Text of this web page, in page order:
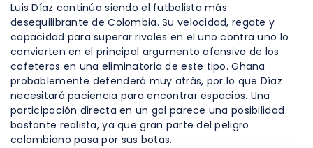
Luis Díaz continúa siendo el futbolista más
desequilibrante de Colombia. Su velocidad, regate y
capacidad para superar rivales en el uno contra uno lo
convierten en el principal argumento ofensivo de los
cafeteros en una eliminatoria de este tipo. Ghana
probablemente defenderá muy atrás, por lo que Díaz
necesitará paciencia para encontrar espacios. Una
participación directa en un gol parece una posibilidad
bastante realista, ya que gran parte del peligro
colombiano pasa por sus botas.